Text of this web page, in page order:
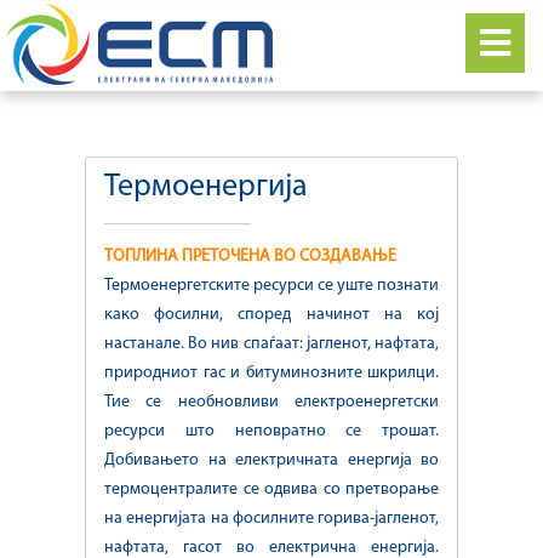
Термоенергија
ТОПЛИНА ПРЕТОЧЕНА ВО СОЗДАВАЊЕ
Термоенергетските ресурси се уште познати
како фосилни, според начинот на кој
настанале. Во нив спаѓаат: јагленот, нафтата,
природниот гас и битуминозните шкрилци.
Тие се необновливи електроенергетски
ресурси што неповратно се трошат.
Добивањето на електричната енергија во
термоцентралите се одвива со претворање
на енергијата на фосилните горива-јагленот,
нафтата, гасот во електрична енергија.